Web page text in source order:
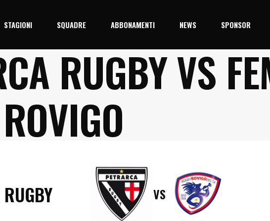
STAGIONI
Stagione 25/26
SQUADRE
Prima Squadra
ABBONAMENTI NEWS SPONSOR
RUGBY VS
VS